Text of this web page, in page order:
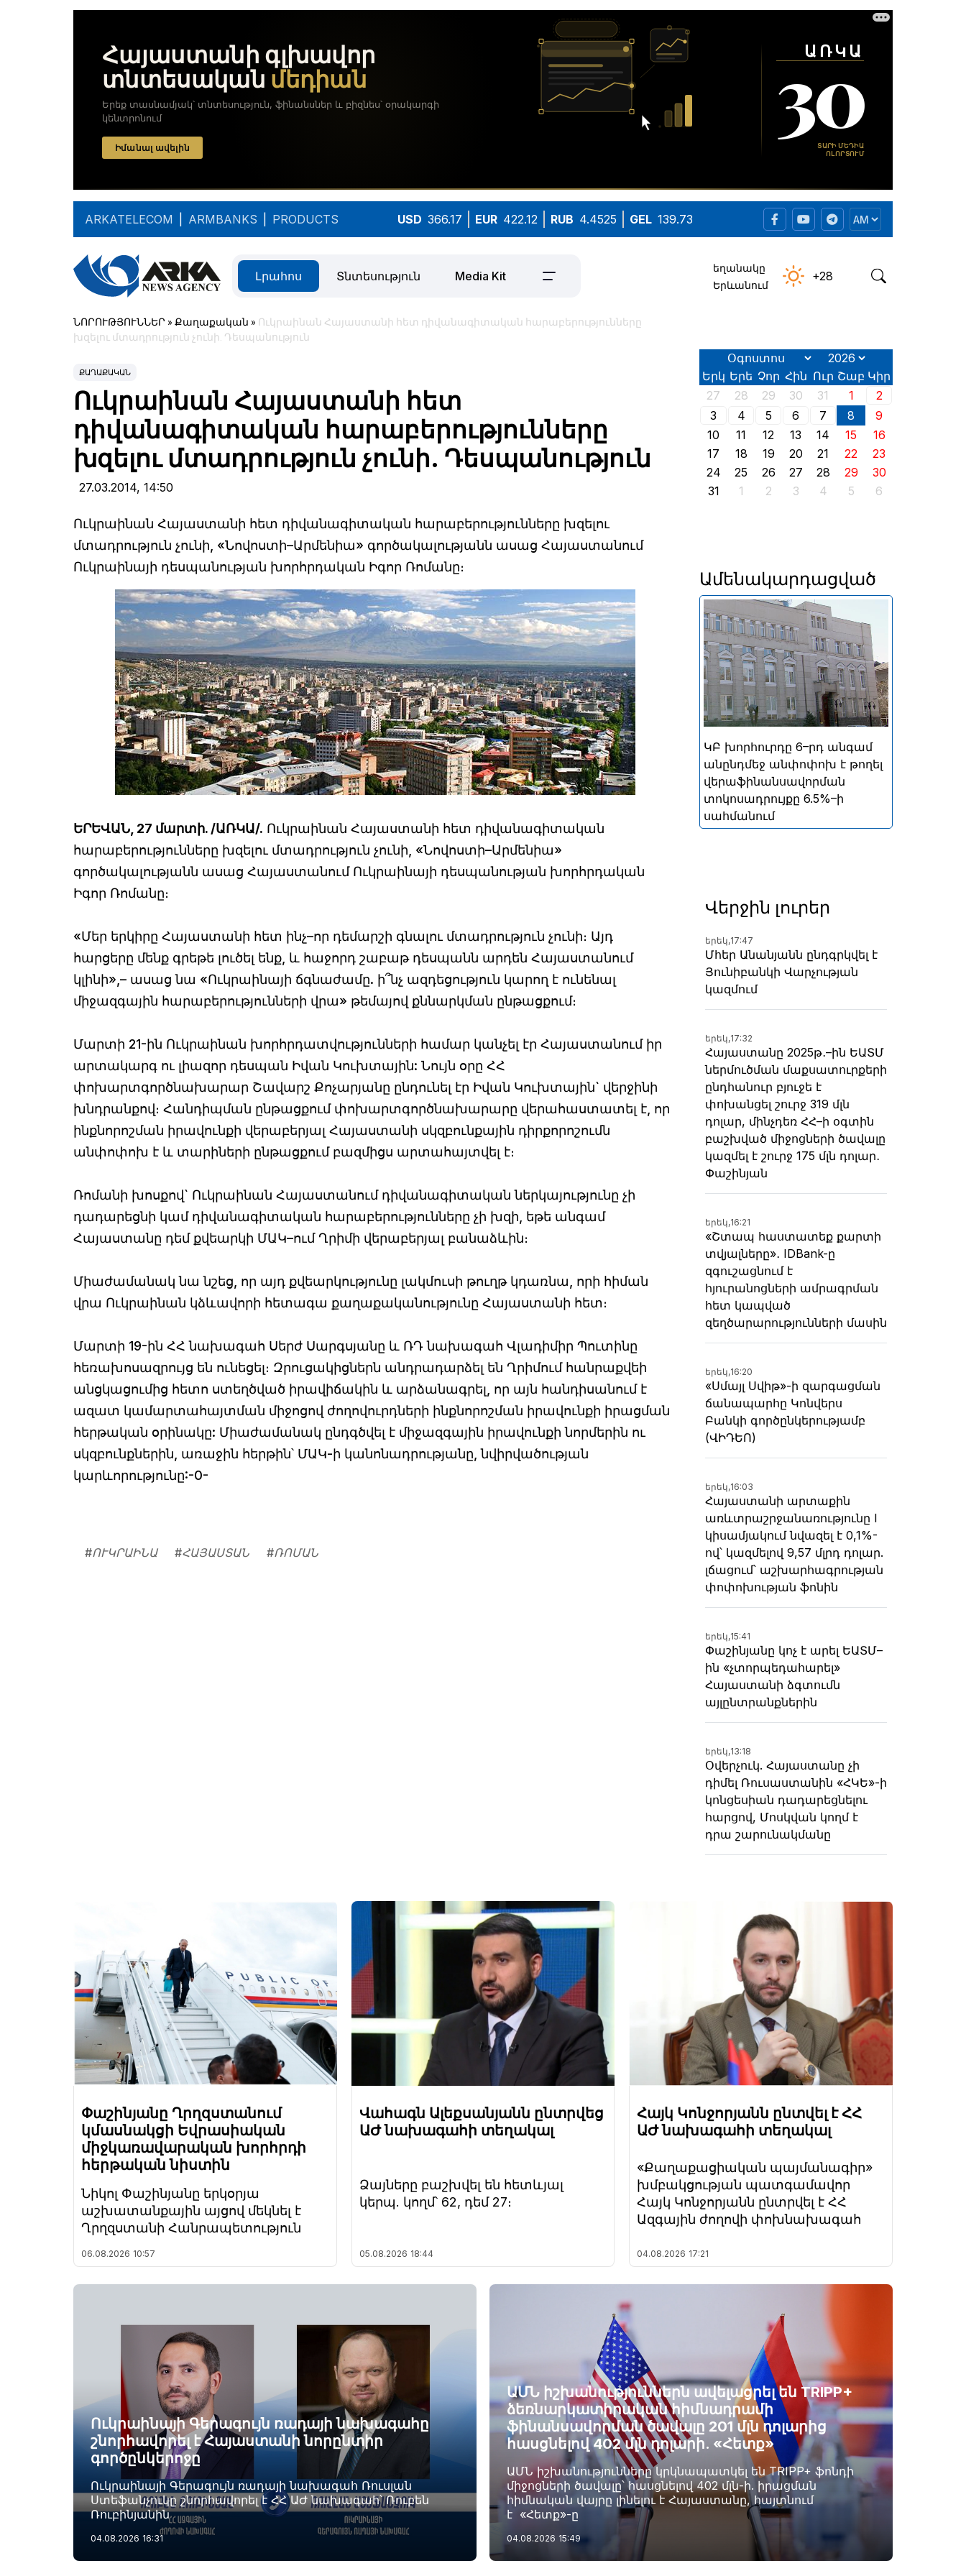
ARKATELECOM ARMBANKS PRODUCTS USD 366.17 EUR 422.12 RUB 4.4525 GEL 139.73
Լրահոս Տնտեսություն Media Kit
եղանակը
Երևանում
+28
ՆՈՐՈՒԹՅՈՒՆՆԵՐ » Քաղաքական » Ուկրաինան Հայաստանի հետ դիվանագիտական հարաբերությունները
խզելու մտադրություն չունի. Դեսպանություն
ՔԱՂԱՔԱԿԱՆ
Ուկրաինան Հայաստանի հետ
դիվանագիտական հարաբերությունները
խզելու մտադրություն չունի. Դեսպանություն
27.03.2014, 14:50
Ուկրաինան Հայաստանի հետ դիվանագիտական հարաբերությունները խզելու
մտադրություն չունի, «Նովոստի–Արմենիա» գործակալությանն ասաց Հայաստանում
Ուկրաինայի դեսպանության խորհրդական Իգոր Ռոմանը։
ԵՐԵՎԱՆ, 27 մարտի. /ԱՌԿԱ/. Ուկրաինան Հայաստանի հետ դիվանագիտական
հարաբերությունները խզելու մտադրություն չունի, «Նովոստի–Արմենիա»
գործակալությանն ասաց Հայաստանում Ուկրաինայի դեսպանության խորհրդական
Իգոր Ռոմանը։
«Մեր երկիրը Հայաստանի հետ ինչ–որ դեմարշի գնալու մտադրություն չունի։ Այդ
հարցերը մենք գրեթե լուծել ենք, և հաջորդ շաբաթ դեսպանն արդեն Հայաստանում
կլինի»,– ասաց նա «Ուկրաինայի ճգնաժամը. ի՞նչ ազդեցություն կարող է ունենալ
միջազգային հարաբերությունների վրա» թեմայով քննարկման ընթացքում։
Մարտի 21-ին Ուկրաինան խորհրդատվությունների համար կանչել էր Հայաստանում իր
արտակարգ ու լիազոր դեսպան Իվան Կուխտային: Նույն օրը ՀՀ
փոխարտգործնախարար Շավարշ Քոչարյանը ընդունել էր Իվան Կուխտային` վերջինի
խնդրանքով։ Հանդիպման ընթացքում փոխարտգործնախարարը վերահաստատել է, որ
ինքնորոշման իրավունքի վերաբերյալ Հայաստանի սկզբունքային դիրքորոշումն
անփոփոխ է և տարիների ընթացքում բազմիցս արտահայտվել է։
Ռոմանի խոսքով` Ուկրաինան Հայաստանում դիվանագիտական ներկայությունը չի
դադարեցնի կամ դիվանագիտական հարաբերությունները չի խզի, եթե անգամ
Հայաստանը դեմ քվեարկի ՄԱԿ–ում Ղրիմի վերաբերյալ բանաձևին։
Միաժամանակ նա նշեց, որ այդ քվեարկությունը լակմուսի թուղթ կդառնա, որի հիման
վրա Ուկրաինան կձևավորի հետագա քաղաքականությունը Հայաստանի հետ։
Մարտի 19-ին ՀՀ նախագահ Սերժ Սարգսյանը և ՌԴ նախագահ Վլադիմիր Պուտինը
հեռախոսազրույց են ունեցել։ Զրուցակիցներն անդրադարձել են Ղրիմում հանրաքվեի
անցկացումից հետո ստեղծված իրավիճակին և արձանագրել, որ այն հանդիսանում է
ազատ կամարտահայտման միջոցով ժողովուրդների ինքնորոշման իրավունքի իրացման
հերթական օրինակը: Միաժամանակ ընդգծվել է միջազգային իրավունքի նորմերին ու
սկզբունքներին, առաջին հերթին՝ ՄԱԿ-ի կանոնադրությանը, նվիրվածության
կարևորությունը:-0-
#ՈՒԿՐԱԻՆԱ #ՀԱՅԱՍՏԱՆ #ՌՈՄԱՆ
Երկ Երե Չոր Հին Ուր Շաբ Կիր
27
28 29 30 31 1
2
3
4 5 6 7 8
9
10
11 12 13 14 15
16
17
18 19 20 21 22
23
24
25 26 27 28 29
30
31
1 2 3 4 5 6
Ամենակարդացված
Անփոփոխ են մնացել նաև
լոմբարդային ռեպոն՝ 8% և
դրամական միջոցների
ներգրավման տոկոսադրույքը՝
5%
ԿԲ խորհուրդը 6–րդ անգամ
անընդմեջ անփոփոխ է թողել
վերաֆինանսավորման
տոկոսադրույքը 6.5%–ի
սահմանում
Վերջին լուրեր
երեկ,17:47
Մհեր Անանյանն ընդգրկվել է
Յունիբանկի Վարչության
կազմում
երեկ,17:32
Հայաստանը 2025թ․–ին ԵԱՏՄ
ներմուծման մաքսատուրքերի
ընդհանուր բյուջե է
փոխանցել շուրջ 319 մլն
դոլար, մինչդեռ ՀՀ–ի օգտին
բաշխված միջոցների ծավալը
կազմել է շուրջ 175 մլն դոլար․
Փաշինյան
երեկ,16:21
«Շտապ հաստատեք քարտի
տվյալները»․ IDBank-ը
զգուշացնում է
հյուրանոցների ամրագրման
հետ կապված
զեղծարարությունների մասին
երեկ,16:20
«Սմայլ Սվիթ»-ի զարգացման
ճանապարհը Կոնվերս
Բանկի գործընկերությամբ
(ՎԻԴԵՈ)
երեկ,16:03
Հայաստանի արտաքին
առևտրաշրջանառությունը I
կիսամյակում նվազել է 0,1%-
ով՝ կազմելով 9,57 մլրդ դոլար.
լճացում՝ աշխարհագրության
փոփոխության ֆոնին
երեկ,15:41
Փաշինյանը կոչ է արել ԵԱՏՄ–
ին «չտորպեդահարել»
Հայաստանի ձգտումն
այլընտրանքներին
երեկ,13:18
Օվերչուկ. Հայաստանը չի
դիմել Ռուսաստանին «ՀԿԵ»-ի
կոնցեսիան դադարեցնելու
հարցով, Մոսկվան կողմ է
դրա շարունակմանը
Փաշինյանը Ղրղզստանում
կմասնակցի Եվրասիական
միջկառավարական խորհրդի
հերթական նիստին
Նիկոլ Փաշինյանը երկօրյա
աշխատանքային այցով մեկնել է
Ղրղզստանի Հանրապետություն
06.08.2026 10:57
Վահագն Ալեքսանյանն ընտրվեց
ԱԺ նախագահի տեղակալ
Ձայները բաշխվել են հետևյալ
կերպ. կողմ՝ 62, դեմ 27։
05.08.2026 18:44
Հայկ Կոնջորյանն ընտվել է ՀՀ
ԱԺ նախագահի տեղակալ
«Քաղաքացիական պայմանագիր»
խմբակցության պատգամավոր
Հայկ Կոնջորյանն ընտրվել է ՀՀ
Ազգային ժողովի փոխնախագահ
04.08.2026 17:21
Ուկրաինայի Գերագույն ռադայի նախագահը
շնորհավորել է Հայաստանի նորընտիր
գործընկերոջը
Ուկրաինայի Գերագույն ռադայի նախագահ Ռուսլան
Ստեֆանչուկը շնորհավորել է ՀՀ ԱԺ նախագահ՝ Ռուբեն
Ռուբինյանին
04.08.2026 16:31
ԱՄՆ իշխանություններն ավելացրել են TRIPP+
ձեռնարկատիրական հիմնադրամի
ֆինանսավորման ծավալը 201 մլն դոլարից
հասցնելով 402 մլն դոլարի. «Հետք»
ԱՄՆ իշխանությունները կրկնապատկել են TRIPP+ ֆոնդի
միջոցների ծավալը՝ հասցնելով 402 մլն-ի. իրացման
հիմնական վայրը լինելու է Հայաստանը, հայտնում
է «Հետք»-ը
04.08.2026 15:49